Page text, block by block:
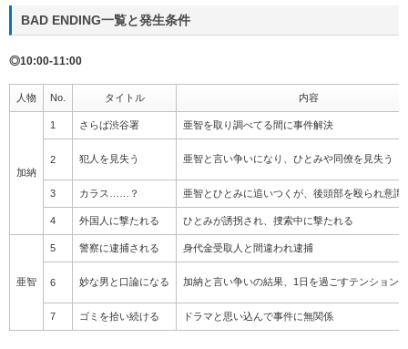
BAD ENDING一覧と発生条件
◎10:00-11:00
人物 No. タイトル 内容
加納
1 さらば渋谷署 亜智を取り調べてる間に事件解決
2 犯人を見失う 亜智と言い争いになり、ひとみや同僚を見失う
3 カラス……？ 亜智とひとみに追いつくが、後頭部を殴られ意識
4 外国人に撃たれる ひとみが誘拐され、捜索中に撃たれる
亜智
5 警察に逮捕される 身代金受取人と間違われ逮捕
6 妙な男と口論になる 加納と言い争いの結果、1日を過ごすテンション
7 ゴミを拾い続ける ドラマと思い込んで事件に無関係